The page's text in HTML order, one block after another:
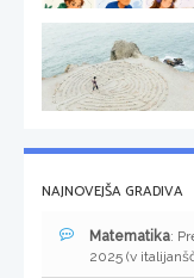
NAJNOVEJŠA GRADIVA
Matematika:
2025 (v